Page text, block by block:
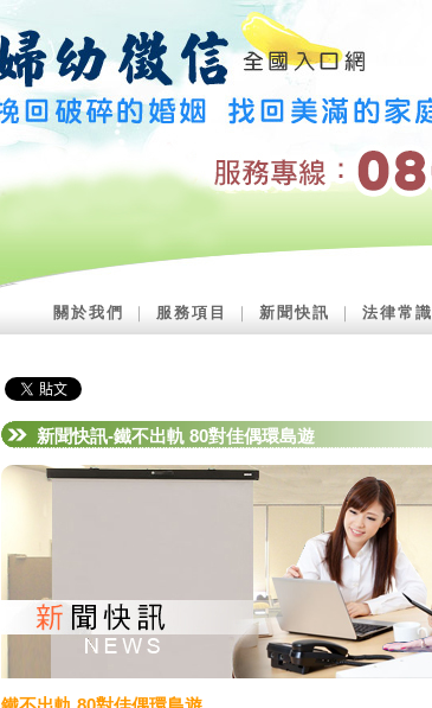
關於我們 服務項目 新聞快訊 法律常識
新聞快訊-鐵不出軌 80對佳偶環島遊